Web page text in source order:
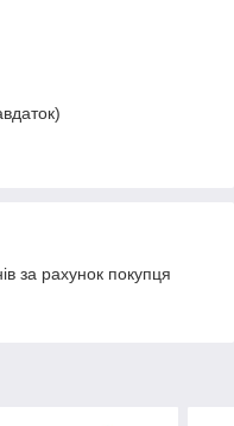
за рахунок покупця